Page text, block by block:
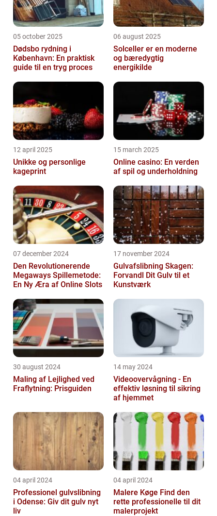
05 october 2025
Dødsbo rydning i
København: En praktisk
guide til en tryg proces
06 august 2025
Solceller er en moderne
og bæredygtig
energikilde
12 april 2025
Unikke og personlige
kageprint
15 march 2025
Online casino: En verden
af spil og underholdning
07 december 2024
Den Revolutionerende
Megaways Spillemetode:
En Ny Æra af Online Slots
17 november 2024
Gulvafslibning Skagen:
Forvandl Dit Gulv til et
Kunstværk
30 august 2024
Maling af Lejlighed ved
Fraflytning: Prisguiden
14 may 2024
Videoovervågning - En
effektiv løsning til sikring
af hjemmet
04 april 2024
Professionel gulvslibning
i Odense: Giv dit gulv nyt
liv
04 april 2024
Malere Køge Find den
rette professionelle til dit
malerprojekt